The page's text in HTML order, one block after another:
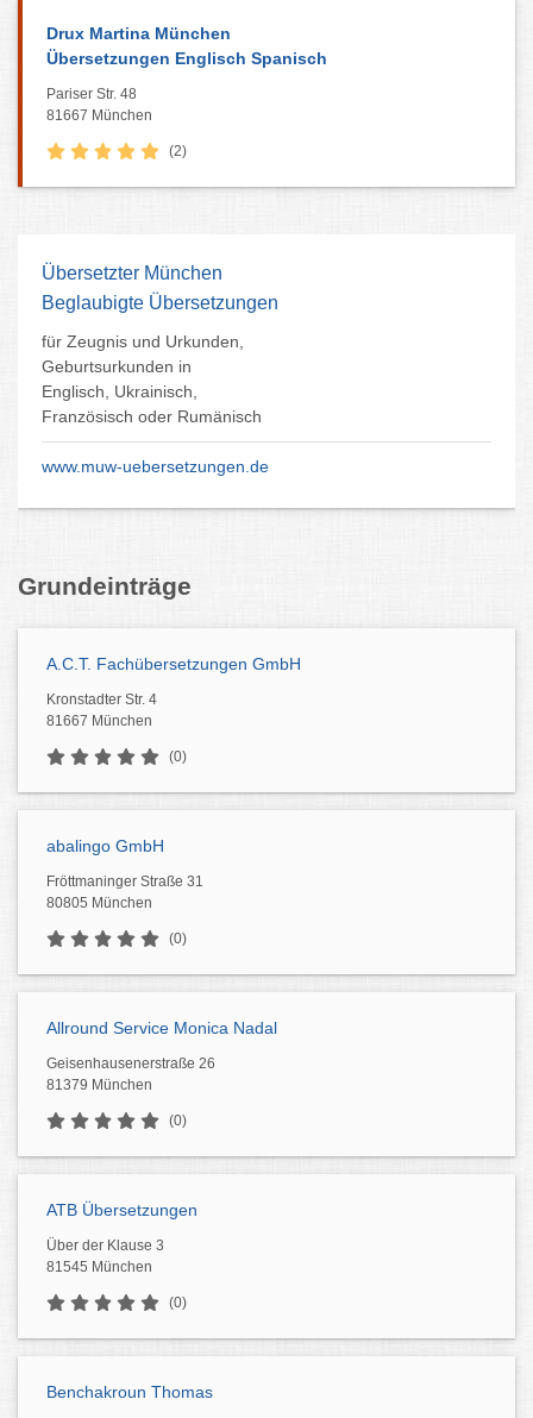
Drux Martina München
Übersetzungen Englisch Spanisch
Pariser Str. 48
81667 München
(2)
Übersetzter München
Beglaubigte Übersetzungen
für Zeugnis und Urkunden,
Geburtsurkunden in
Englisch, Ukrainisch,
Französisch oder Rumänisch
www.muw-uebersetzungen.de
Grundeinträge
A.C.T. Fachübersetzungen GmbH
Kronstadter Str. 4
81667 München
(0)
abalingo GmbH
Fröttmaninger Straße 31
80805 München
(0)
Allround Service Monica Nadal
Geisenhausenerstraße 26
81379 München
(0)
ATB Übersetzungen
Über der Klause 3
81545 München
(0)
Benchakroun Thomas